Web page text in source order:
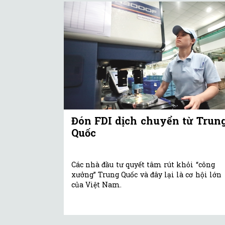
Đón FDI dịch chuyển từ
Quốc
Các nhà đầu tư quyết tâm rút khỏi “công
xưởng” Trung Quốc và đây lại là cơ hội lớn
của Việt Nam.